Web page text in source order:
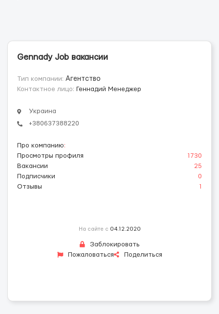
Gennady Job вакансии
Тип компании: Агентство
Контактное лицо: Геннадий Менеджер
Украина
+380637388220
Про компанию:
Просмотры профиля
1730
Вакансии
25
Подписчики
0
Отзывы
1
На сайте с 04.12.2020
Заблокировать
Пожаловаться
Поделиться